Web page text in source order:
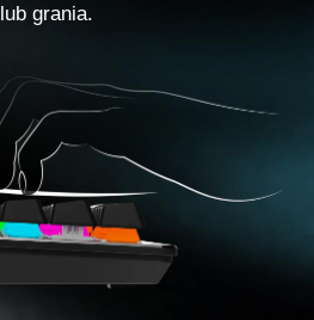
lub grania.